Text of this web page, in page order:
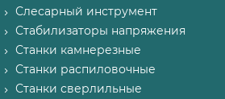
Слесарный инструмент
Стабилизаторы напряжения
Станки камнерезные
Станки распиловочные
Станки сверлильные